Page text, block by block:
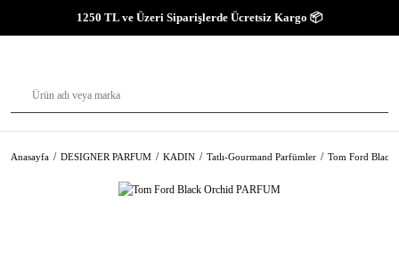
1250 TL ve Üzeri Siparişlerde Ücretsiz Kargo 📦
Anasayfa DESIGNER PARFUM KADIN Tatlı-Gourmand Parfümler Tom Ford Black